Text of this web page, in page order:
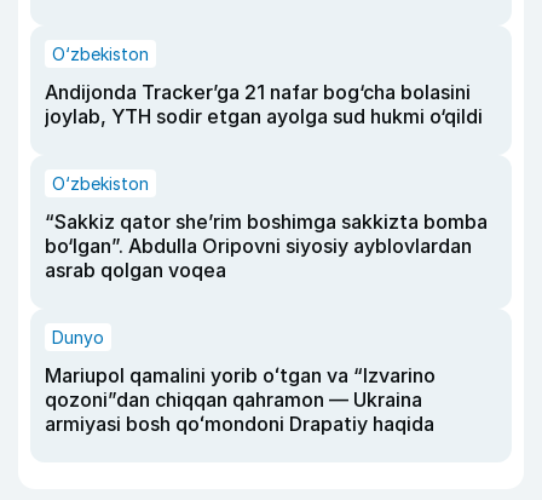
O‘zbekiston
Andijonda Tracker’ga 21 nafar bog‘cha bolasini
joylab, YTH sodir etgan ayolga sud hukmi o‘qildi
O‘zbekiston
“Sakkiz qator she’rim boshimga sakkizta bomba
bo‘lgan”. Abdulla Oripovni siyosiy ayblovlardan
asrab qolgan voqea
Dunyo
Mariupol qamalini yorib oʻtgan va “Izvarino
qozoni”dan chiqqan qahramon — Ukraina
armiyasi bosh qoʻmondoni Drapatiy haqida